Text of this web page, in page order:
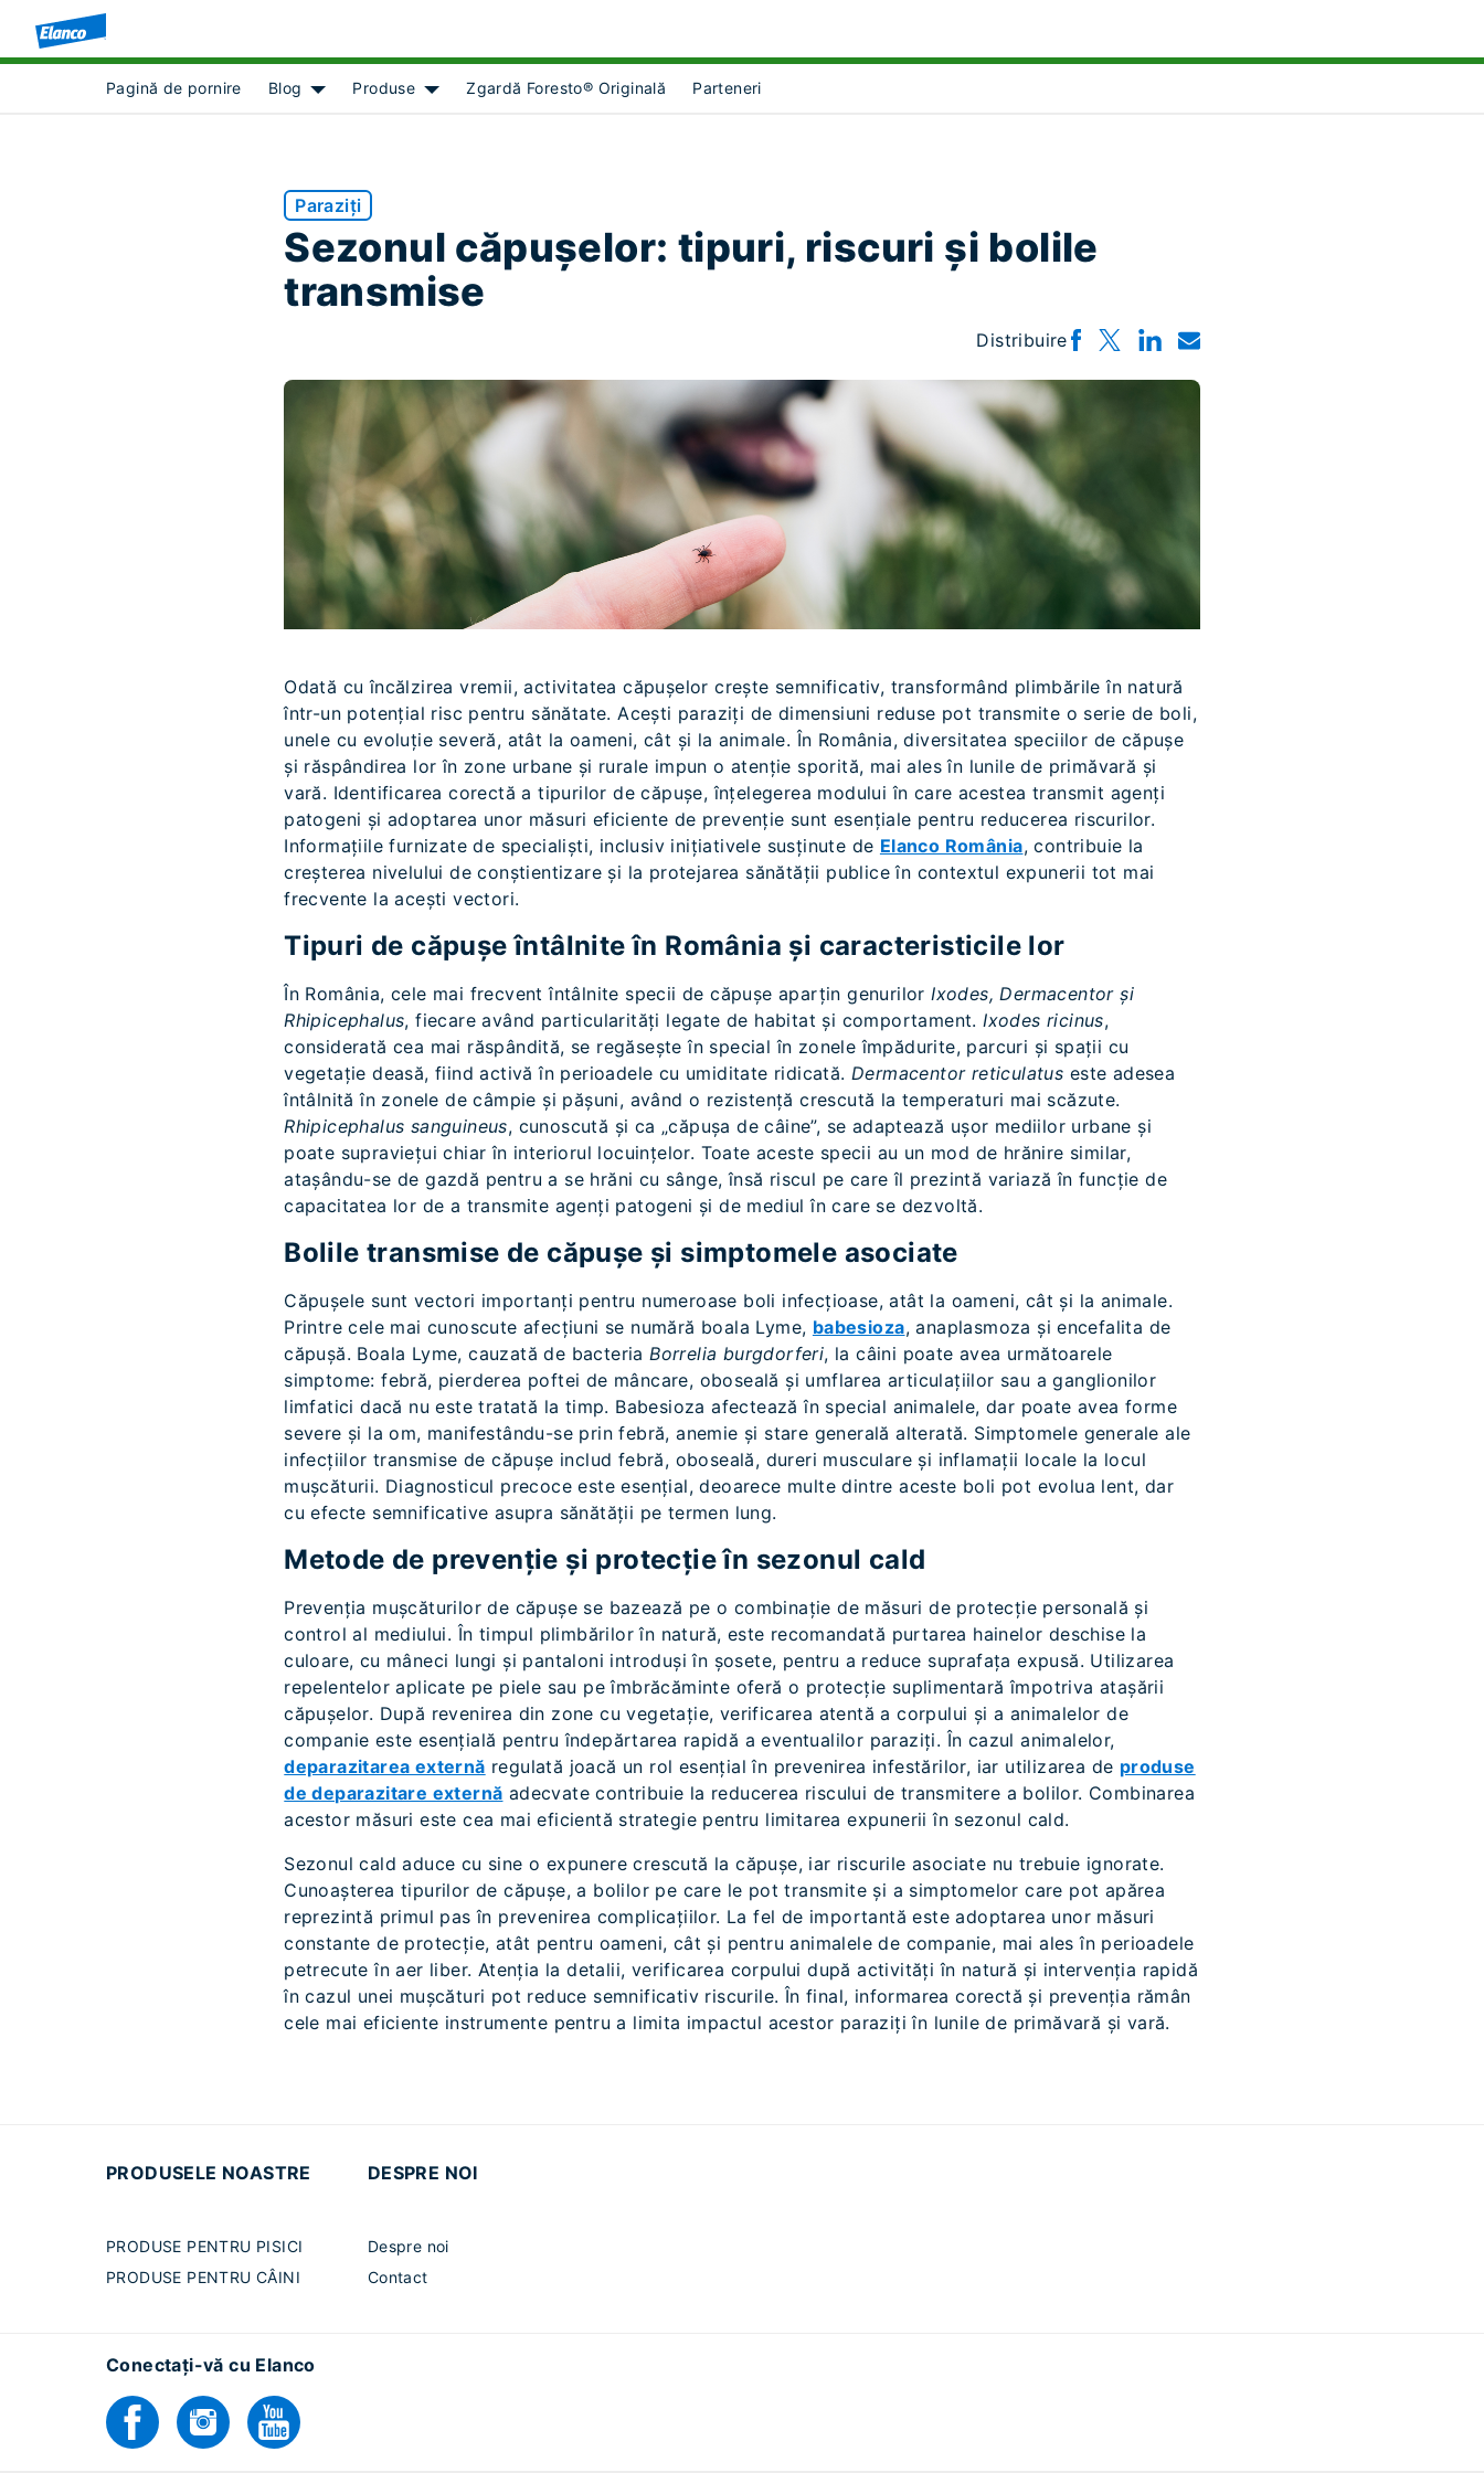
Pagină de pornire
Blog
Show submenu for [object Object]
Produse
Show submenu for [object Object]
Zgardă Foresto® Originală Parteneri
Paraziți
Sezonul căpușelor: tipuri, riscuri și bolile
transmise
Distribuire
Odată cu încălzirea vremii, activitatea căpușelor crește semnificativ, transformând plimbările în natură
într-un potențial risc pentru sănătate. Acești paraziți de dimensiuni reduse pot transmite o serie de boli,
unele cu evoluție severă, atât la oameni, cât și la animale. În România, diversitatea speciilor de căpușe
și răspândirea lor în zone urbane și rurale impun o atenție sporită, mai ales în lunile de primăvară și
vară. Identificarea corectă a tipurilor de căpușe, înțelegerea modului în care acestea transmit agenți
patogeni și adoptarea unor măsuri eficiente de prevenție sunt esențiale pentru reducerea riscurilor.
Informațiile furnizate de specialiști, inclusiv inițiativele susținute de Elanco România, contribuie la
creșterea nivelului de conștientizare și la protejarea sănătății publice în contextul expunerii tot mai
frecvente la acești vectori.
Tipuri de căpușe întâlnite în România și caracteristicile lor
În România, cele mai frecvent întâlnite specii de căpușe aparțin genurilor Ixodes, Dermacentor și
Rhipicephalus, fiecare având particularități legate de habitat și comportament. Ixodes ricinus,
considerată cea mai răspândită, se regăsește în special în zonele împădurite, parcuri și spații cu
vegetație deasă, fiind activă în perioadele cu umiditate ridicată. Dermacentor reticulatus este adesea
întâlnită în zonele de câmpie și pășuni, având o rezistență crescută la temperaturi mai scăzute.
Rhipicephalus sanguineus, cunoscută și ca „căpușa de câine”, se adaptează ușor mediilor urbane și
poate supraviețui chiar în interiorul locuințelor. Toate aceste specii au un mod de hrănire similar,
atașându-se de gazdă pentru a se hrăni cu sânge, însă riscul pe care îl prezintă variază în funcție de
capacitatea lor de a transmite agenți patogeni și de mediul în care se dezvoltă.
Bolile transmise de căpușe și simptomele asociate
Căpușele sunt vectori importanți pentru numeroase boli infecțioase, atât la oameni, cât și la animale.
Printre cele mai cunoscute afecțiuni se numără boala Lyme, babesioza, anaplasmoza și encefalita de
căpușă. Boala Lyme, cauzată de bacteria Borrelia burgdorferi, la câini poate avea următoarele
simptome: febră, pierderea poftei de mâncare, oboseală și umflarea articulațiilor sau a ganglionilor
limfatici dacă nu este tratată la timp. Babesioza afectează în special animalele, dar poate avea forme
severe și la om, manifestându-se prin febră, anemie și stare generală alterată. Simptomele generale ale
infecțiilor transmise de căpușe includ febră, oboseală, dureri musculare și inflamații locale la locul
mușcăturii. Diagnosticul precoce este esențial, deoarece multe dintre aceste boli pot evolua lent, dar
cu efecte semnificative asupra sănătății pe termen lung.
Metode de prevenție și protecție în sezonul cald
Prevenția mușcăturilor de căpușe se bazează pe o combinație de măsuri de protecție personală și
control al mediului. În timpul plimbărilor în natură, este recomandată purtarea hainelor deschise la
culoare, cu mâneci lungi și pantaloni introduși în șosete, pentru a reduce suprafața expusă. Utilizarea
repelentelor aplicate pe piele sau pe îmbrăcăminte oferă o protecție suplimentară împotriva atașării
căpușelor. După revenirea din zone cu vegetație, verificarea atentă a corpului și a animalelor de
companie este esențială pentru îndepărtarea rapidă a eventualilor paraziți. În cazul animalelor,
deparazitarea externă regulată joacă un rol esențial în prevenirea infestărilor, iar utilizarea de produse
de deparazitare externă adecvate contribuie la reducerea riscului de transmitere a bolilor. Combinarea
acestor măsuri este cea mai eficientă strategie pentru limitarea expunerii în sezonul cald.
Sezonul cald aduce cu sine o expunere crescută la căpușe, iar riscurile asociate nu trebuie ignorate.
Cunoașterea tipurilor de căpușe, a bolilor pe care le pot transmite și a simptomelor care pot apărea
reprezintă primul pas în prevenirea complicațiilor. La fel de importantă este adoptarea unor măsuri
constante de protecție, atât pentru oameni, cât și pentru animalele de companie, mai ales în perioadele
petrecute în aer liber. Atenția la detalii, verificarea corpului după activități în natură și intervenția rapidă
în cazul unei mușcături pot reduce semnificativ riscurile. În final, informarea corectă și prevenția rămân
cele mai eficiente instrumente pentru a limita impactul acestor paraziți în lunile de primăvară și vară.
PRODUSELE NOASTRE
PRODUSE PENTRU PISICI
PRODUSE PENTRU CÂINI
DESPRE NOI
Despre noi
Contact
Conectați-vă cu Elanco